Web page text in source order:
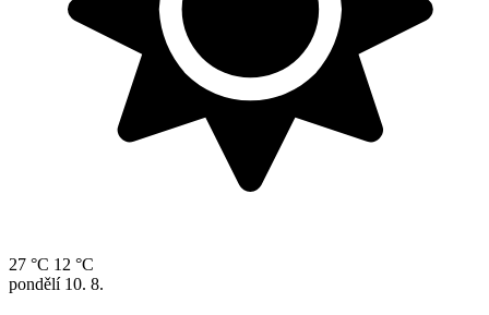
27 °C 12 °C
pondělí 10. 8.